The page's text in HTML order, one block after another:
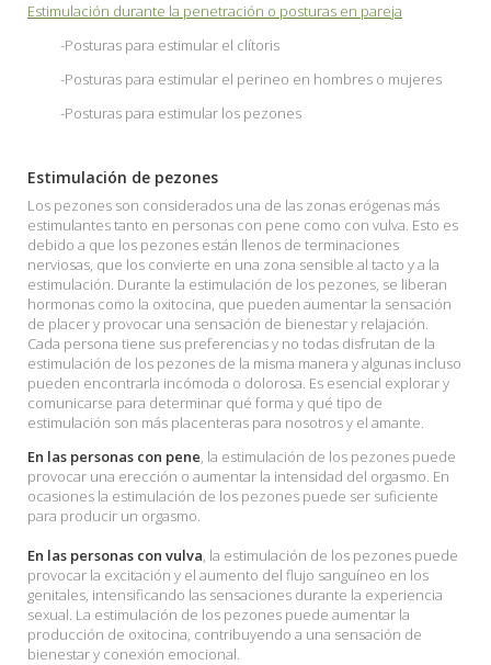
Estimulación durante la penetración o posturas en pareja
-Posturas para estimular el clítoris
-Posturas para estimular el perineo en hombres o mujeres
-Posturas para estimular los pezones
Estimulación de pezones
Los pezones son considerados una de las zonas erógenas más
estimulantes tanto en personas con pene como con vulva. Esto es
debido a que los pezones están llenos de terminaciones
nerviosas, que los convierte en una zona sensible al tacto y a la
estimulación. Durante la estimulación de los pezones, se liberan
hormonas como la oxitocina, que pueden aumentar la sensación
de placer y provocar una sensación de bienestar y relajación.
Cada persona tiene sus preferencias y no todas disfrutan de la
estimulación de los pezones de la misma manera y algunas incluso
pueden encontrarla incómoda o dolorosa. Es esencial explorar y
comunicarse para determinar qué forma y qué tipo de
estimulación son más placenteras para nosotros y el amante.
En las personas con pene, la estimulación de los pezones puede
provocar una erección o aumentar la intensidad del orgasmo. En
ocasiones la estimulación de los pezones puede ser suficiente
para producir un orgasmo.
En las personas con vulva, la estimulación de los pezones puede
provocar la excitación y el aumento del flujo sanguíneo en los
genitales, intensificando las sensaciones durante la experiencia
sexual. La estimulación de los pezones puede aumentar la
producción de oxitocina, contribuyendo a una sensación de
bienestar y conexión emocional.